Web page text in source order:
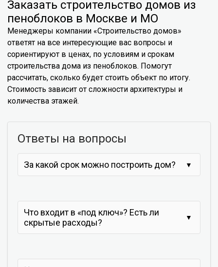
Заказать строительство домов из
пеноблоков в Москве и МО
Менеджеры компании «Строительство домов»
ответят на все интересующие вас вопросы и
сориентируют в ценах, по условиям и срокам
строительства дома из пеноблоков. Помогут
рассчитать, сколько будет стоить объект по итогу.
Стоимость зависит от сложности архитектуры и
количества этажей.
Ответы на вопросы
За какой срок можно построить дом?
Что входит в «под ключ»? Есть ли
скрытые расходы?